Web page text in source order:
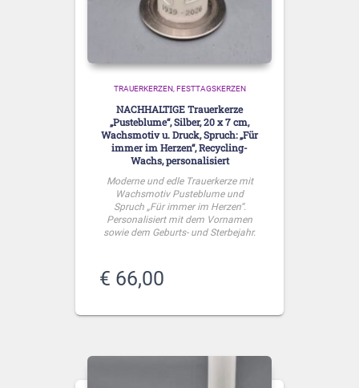
TRAUERKERZEN FESTTAGSKERZEN
NACHHALTIGE Trauerkerze
„Pusteblume“, Silber, 20 x 7 cm,
Wachsmotiv u. Druck, Spruch: „Für
immer im Herzen“, Recycling-
Wachs, personalisiert
Moderne und edle Trauerkerze mit
Wachsmotiv Pusteblume und
Spruch „Für immer im Herzen“.
Personalisiert mit dem Vornamen
sowie dem Geburts- und Sterbejahr.
€ 66,00